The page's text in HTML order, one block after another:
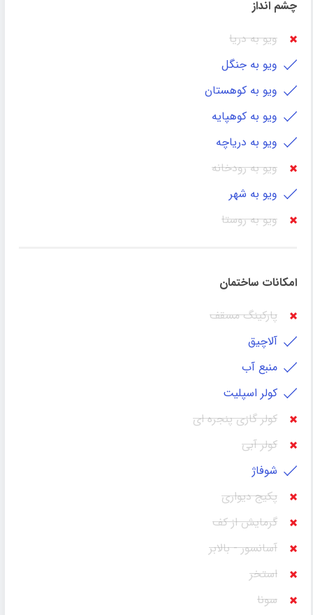
چشم انداز
ویو به دریا
ویو به جنگل
ویو به کوهستان
ویو به کوهپایه
ویو به دریاچه
ویو به رودخانه
ویو به شهر
ویو به روستا
امکانات ساختمان
پارکینگ مسقف
آلاچیق
منبع آب
کولر اسپلیت
کولر گازی پنجره ای
کولر آبی
شوفاژ
پکیج دیواری
گرمایش از کف
آسانسور - بالابر
استخر
سونا